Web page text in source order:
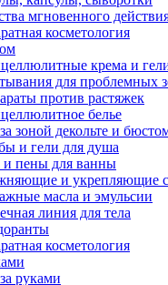
мгновенного
косметология
крема и
для проблемных
против растяжек
белье
зоной декольте и
и гели для душа
пены для ванны
и укрепляющие
масла и эмульсии
линия для тела
косметология
руками